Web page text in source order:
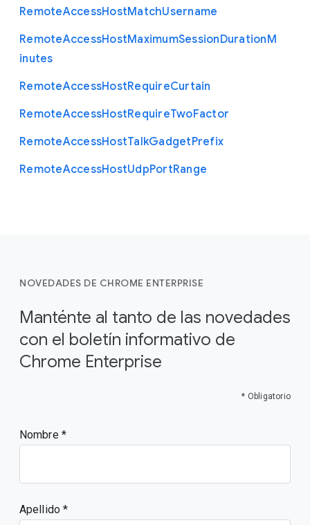
RemoteAccessHostMatchUsername
RemoteAccessHostMaximumSessionDurationM
inutes
RemoteAccessHostRequireCurtain
RemoteAccessHostRequireTwoFactor
RemoteAccessHostTalkGadgetPrefix
RemoteAccessHostUdpPortRange
NOVEDADES DE CHROME ENTERPRISE
Manténte al tanto de las novedades
con el boletín informativo de
Chrome Enterprise
* Obligatorio
Nombre
Apellido